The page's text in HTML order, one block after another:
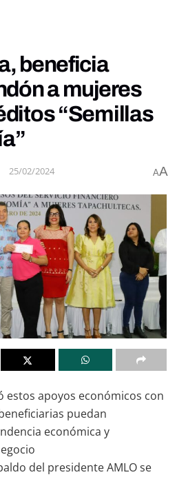
beneficia
a mujeres
“Semillas
25/02/2024 AA
estos apoyos económicos con
puedan
económica y
del presidente AMLO se